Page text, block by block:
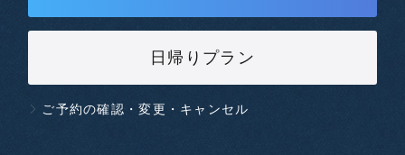
日帰りプラン
ご予約の確認・変更・キャンセル